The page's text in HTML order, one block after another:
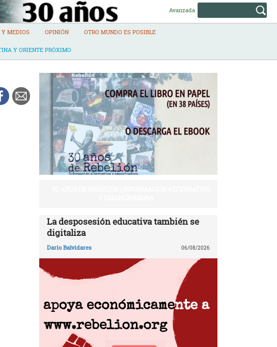
Avanzada
MEDIOS OPINIÓN OTRO MUNDO ES POSIBLE
Y ORIENTE PRÓXIMO
La desposesión educativa también se
digitaliza
Darío Balvidares 06/08/2026